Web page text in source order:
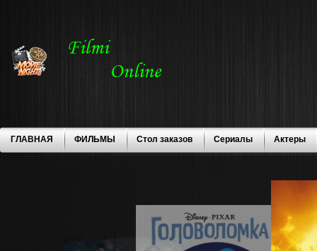
ГЛАВНАЯ ФИЛЬМЫ Стол заказов Сериалы Актеры